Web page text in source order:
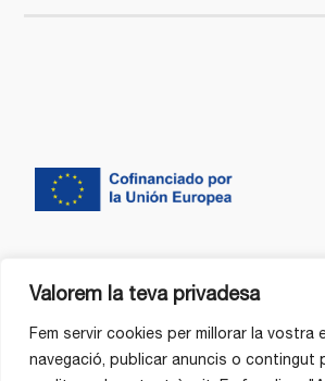
Valorem la teva privadesa
Fem servir cookies per millorar la vostra
navegació, publicar anuncis o contingut